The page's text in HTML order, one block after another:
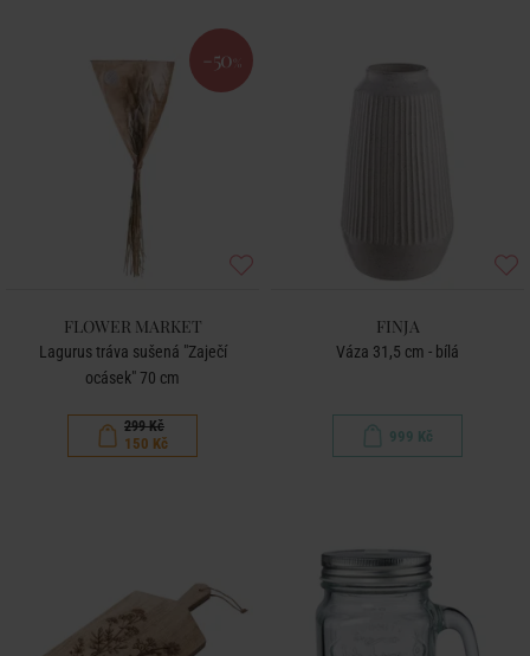
-50 %
FLOWER MARKET
Lagurus tráva sušená "Zaječí
ocásek" 70 cm
299 Kč
150 Kč
FINJA
Váza 31,5 cm - bílá
999 Kč